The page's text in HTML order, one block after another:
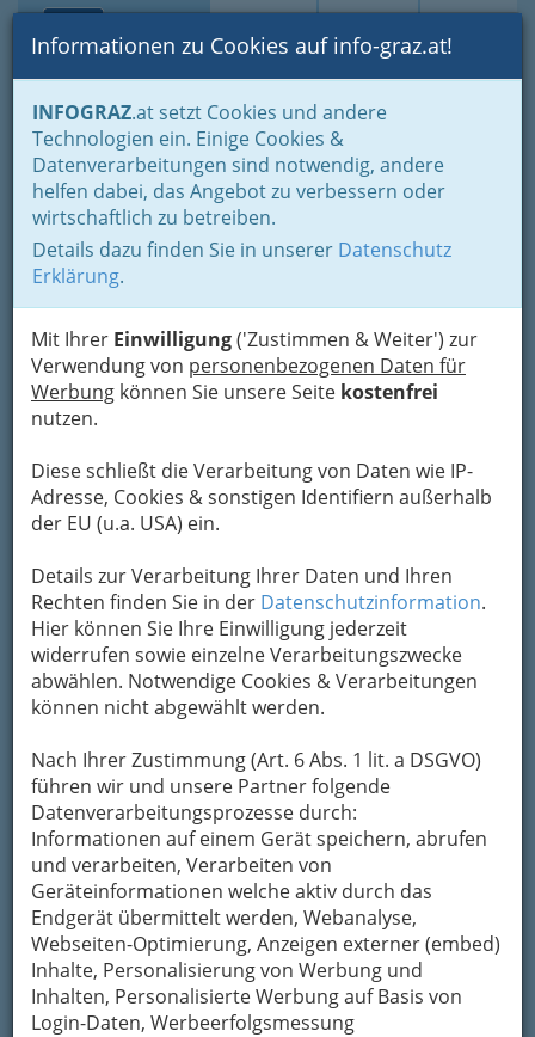
Suche Login Toggle
Informationen zu Cookies auf info-graz.at!
INFOGRAZ.at setzt Cookies und andere
Technologien ein. Einige Cookies &
Datenverarbeitungen sind notwendig, andere
helfen dabei, das Angebot zu verbessern oder
wirtschaftlich zu betreiben.
Details dazu finden Sie in unserer Datenschutz
Erklärung.
Mit Ihrer Einwilligung('Zustimmen & Weiter') zur
Verwendung von personenbezogenen Daten für
Werbung können Sie unsere Seite kostenfrei
nutzen.
Diese schließt die Verarbeitung von Daten wie IP-
Adresse, Cookies & sonstigen Identifiern außerhalb
der EU (u.a. USA) ein.
Details zur Verarbeitung Ihrer Daten und Ihren
Rechten finden Sie in der Datenschutzinformation.
Hier können Sie Ihre Einwilligung jederzeit
widerrufen sowie einzelne Verarbeitungszwecke
abwählen. Notwendige Cookies & Verarbeitungen
können nicht abgewählt werden.
Nach Ihrer Zustimmung (Art. 6 Abs. 1 lit. a DSGVO)
führen wir und unsere Partner folgende
Datenverarbeitungsprozesse durch:
Informationen auf einem Gerät speichern, abrufen
und verarbeiten, Verarbeiten von
Geräteinformationen welche aktiv durch das
Endgerät übermittelt werden, Webanalyse,
Webseiten-Optimierung, Anzeigen externer (embed)
Inhalte, Personalisierung von Werbung und
Inhalten, Personalisierte Werbung auf Basis von
Login-Daten, Werbeerfolgsmessung
Home Branchen
Freizeit & Sport
Gesellschaft - Politische Gestalter
Jugendcorner
Jugend u. Politik
Die Grazer SPÖ
Eggenberger Allee 49, 8020 Graz
+43 316 702 680
+43 316 702 480
Karte
Karte anzeigen
Kontaktaufnahme
Um die Info-Graz Firmenvor Spam-Mails zu
bewahren, verwenden wir an dieser Stelle zur
Übermittlung Ihrer Nachricht ein sicheres
Formular. Ihre Nachricht wird nach dem
Absenden umgehend per Mail an das
Unternehmen Die Grazer SPÖ weitergeleitet.
Meine Email Adresse
Mein Betreff
Meine Nachricht